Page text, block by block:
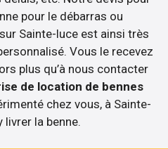
pour le débarras ou
Sainte-luce est ainsi très
Vous le recevez
plus qu’à nous contacter
de location de bennes
chez vous, à Sainte-
livrer la benne.